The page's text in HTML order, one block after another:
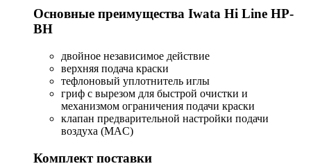
Основные преимущества Iwata Hi Line HP-
BH
двойное независимое действие
верхняя подача краски
тефлоновый уплотнитель иглы
гриф с вырезом для быстрой очистки и
механизмом ограничения подачи краски
клапан предварительной настройки подачи
воздуха (MAC)
Комплект поставки